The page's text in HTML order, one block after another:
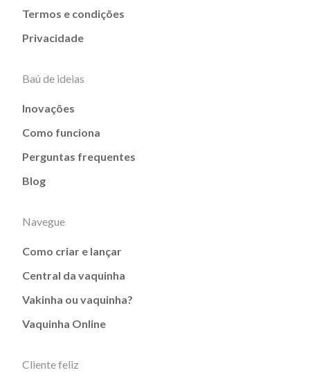
Termos e condições
Privacidade
Baú de ideias
Inovações
Como funciona
Perguntas frequentes
Blog
Navegue
Como criar e lançar
Central da vaquinha
Vakinha ou vaquinha?
Vaquinha Online
Cliente feliz